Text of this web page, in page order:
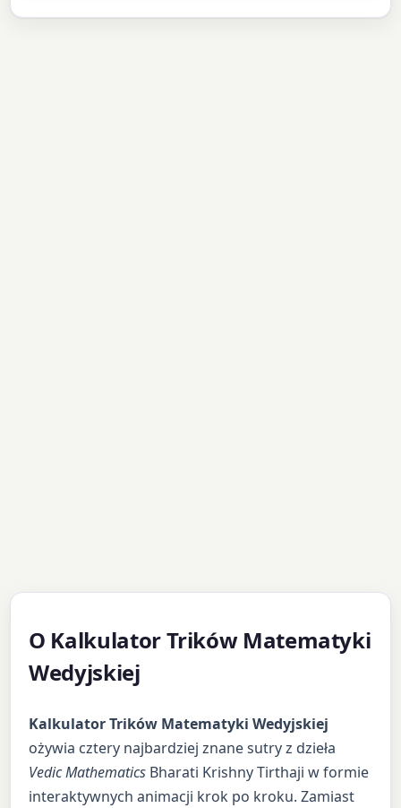
O Kalkulator Trików Matematyki
Wedyjskiej
Kalkulator Trików Matematyki Wedyjskiej
ożywia cztery najbardziej znane sutry z dzieła
Vedic Mathematics Bharati Krishny Tirthaji w formie
interaktywnych animacji krok po kroku. Zamiast